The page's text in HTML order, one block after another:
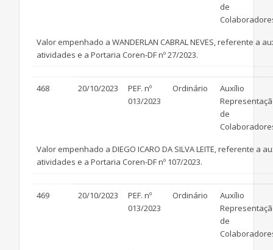
de
Valor empenhado a WANDERLAN CABRAL NEVES, referente
atividades e a Portaria Coren-DF nº 27/2023.
468 20/10/2023
PEF. nº
013/2023
Ordinário
Auxílio
de
Valor empenhado a DIEGO ICARO DA SILVA LEITE, referente
atividades e a Portaria Coren-DF nº 107/2023.
469 20/10/2023
PEF. nº
013/2023
Ordinário
Auxílio
de